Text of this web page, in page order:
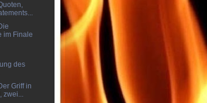
im Finale
des
Griff in
zwei...